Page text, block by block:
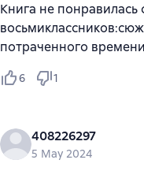
Книга не
потраченного времени
6 1
408226297
5 May 2024